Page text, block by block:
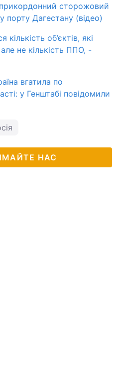
сторожовий
порту Дагестану (відео)
об’єктів, які
не кількість ППО, -
вгатила по
у Генштабі повідомили
НАС